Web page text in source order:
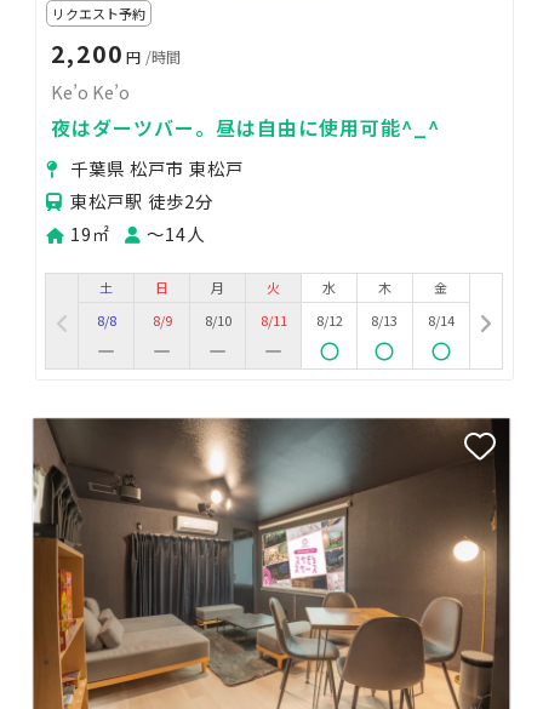
リクエスト予約
2,200 円 /時間
Ke’o Ke’o
夜はダーツバー。昼は自由に使用可能^_^
千葉県 松戸市 東松戸
東松戸駅 徒歩2分
19㎡
〜14人
土
8/8
日
8/9
月
8/10
火
8/11
水
8/12
木
8/13
金
8/14